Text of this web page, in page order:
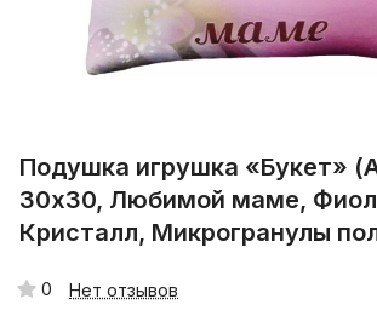
Подушка игрушка «Букет»
30х30, Любимой маме,
Кристалл, Микрогранулы
0 Нет отзывов